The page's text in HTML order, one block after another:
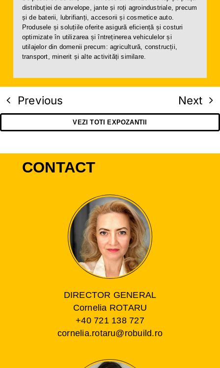
distribuției de anvelope, jante și roți agroindustriale, precum
și de baterii, lubrifianți, accesorii și cosmetice auto.
Produsele și soluțiile oferite asigură eficiență și costuri
optimizate în utilizarea și întreținerea vehiculelor și
utilajelor din domenii precum: agricultură, construcții,
transport, minerit și alte activități similare.
Previous Next
VEZI TOTI EXPOZANTII
CONTACT
DIRECTOR GENERAL
Cornelia ROTARU
+40 721 138 727
cornelia.rotaru@robuild.ro